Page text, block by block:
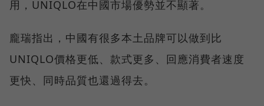
用，UNIQLO在中國市場優勢並不顯著。
龐瑞指出，中國有很多本土品牌可以做到比
UNIQLO價格更低、款式更多、回應消費者速度
更快、同時品質也還過得去。